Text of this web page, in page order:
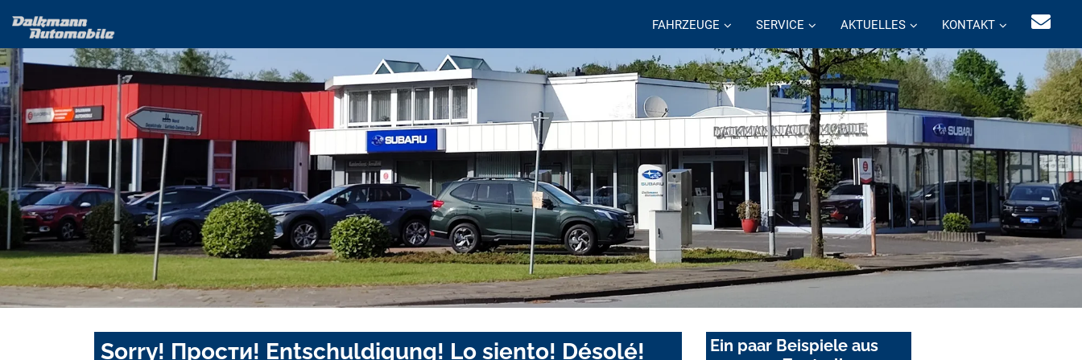
FAHRZEUGE SERVICE AKTUELLES KONTAKT
Sorry! Прости! Entschuldigung! Lo siento! Désolé!
Ein paar Beispiele aus